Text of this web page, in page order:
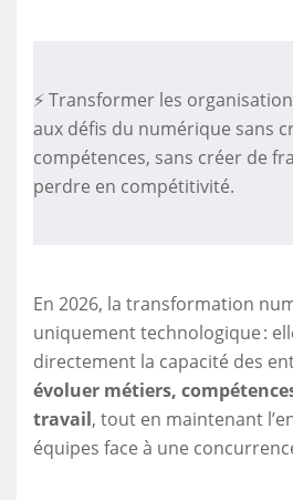
⚡ Transformer les
aux défis du numérique sans
compétences, sans créer de
perdre en compétitivité.
En 2026, la transformation
uniquement technologique :
directement la capacité des
évoluer métiers,
travail, tout en maintenant
équipes face à une